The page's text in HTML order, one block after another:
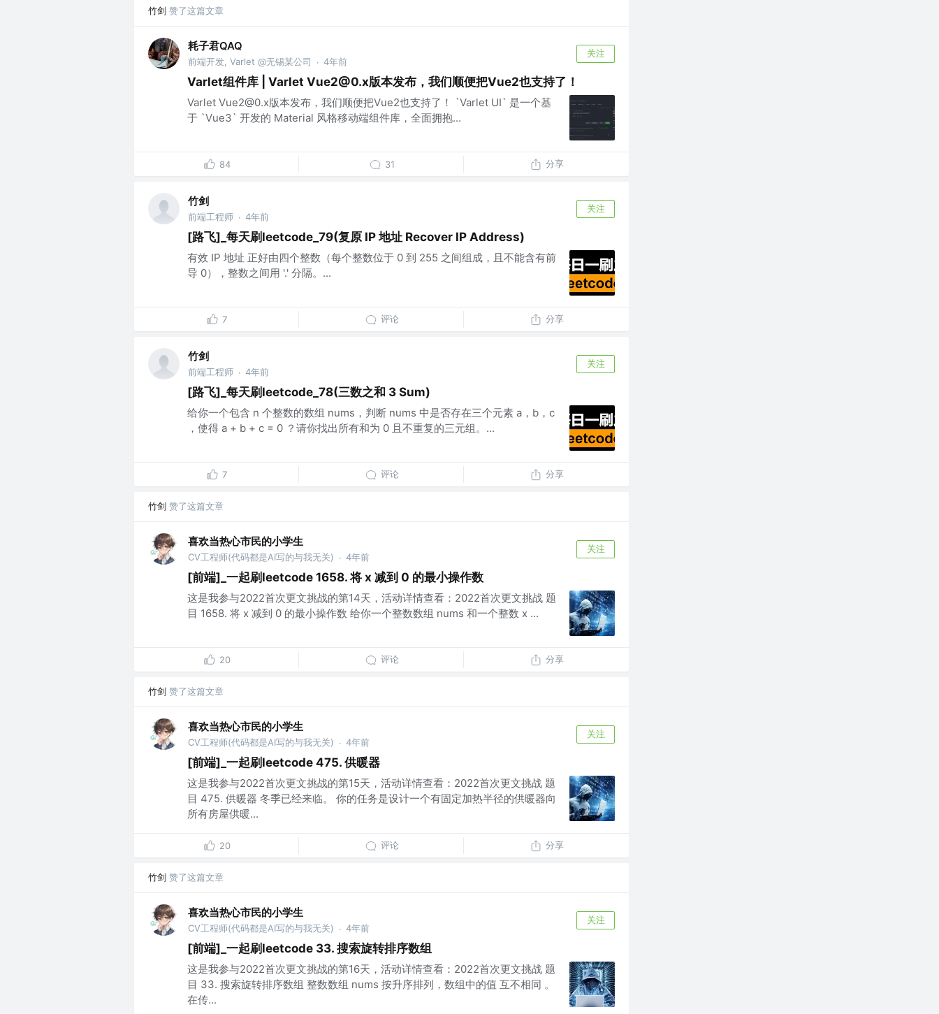
竹剑 赞了这篇文章
耗子君QAQ
前端开发, Varlet @无锡某公司 · 4年前
关注
Varlet组件库 | Varlet Vue2@0.x版本发布，我们顺便把Vue2也支持了！
Varlet Vue2@0.x版本发布，我们顺便把Vue2也支持了！ `Varlet UI` 是一个基
于 `Vue3` 开发的 Material 风格移动端组件库，全面拥抱...
84 31 分享
竹剑
前端工程师 · 4年前
关注
[路飞]_每天刷leetcode_79(复原 IP 地址 Recover IP Address)
有效 IP 地址 正好由四个整数（每个整数位于 0 到 255 之间组成，且不能含有前
导 0），整数之间用 '.' 分隔。...
7 评论 分享
竹剑
前端工程师 · 4年前
关注
[路飞]_每天刷leetcode_78(三数之和 3 Sum)
给你一个包含 n 个整数的数组 nums，判断 nums 中是否存在三个元素 a，b，c
，使得 a + b + c = 0 ？请你找出所有和为 0 且不重复的三元组。...
7 评论 分享
竹剑 赞了这篇文章
喜欢当热心市民的小学生
CV工程师(代码都是AI写的与我无关) · 4年前
关注
[前端]_一起刷leetcode 1658. 将 x 减到 0 的最小操作数
这是我参与2022首次更文挑战的第14天，活动详情查看：2022首次更文挑战 题
目 1658. 将 x 减到 0 的最小操作数 给你一个整数数组 nums 和一个整数 x ...
20 评论 分享
竹剑 赞了这篇文章
喜欢当热心市民的小学生
CV工程师(代码都是AI写的与我无关) · 4年前
关注
[前端]_一起刷leetcode 475. 供暖器
这是我参与2022首次更文挑战的第15天，活动详情查看：2022首次更文挑战 题
目 475. 供暖器 冬季已经来临。 你的任务是设计一个有固定加热半径的供暖器向
所有房屋供暖...
20 评论 分享
竹剑 赞了这篇文章
喜欢当热心市民的小学生
CV工程师(代码都是AI写的与我无关) · 4年前
关注
[前端]_一起刷leetcode 33. 搜索旋转排序数组
这是我参与2022首次更文挑战的第16天，活动详情查看：2022首次更文挑战 题
目 33. 搜索旋转排序数组 整数数组 nums 按升序排列，数组中的值 互不相同 。
在传...